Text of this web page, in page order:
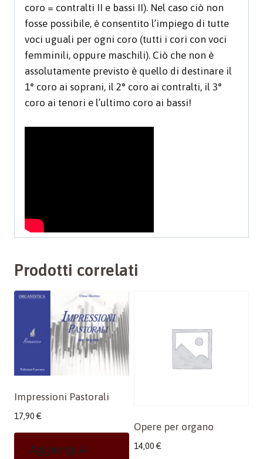
coro = contralti II e bassi II). Nel caso ciò non
fosse possibile, è consentito l’impiego di tutte
voci uguali per ogni coro (tutti i cori con voci
femminili, oppure maschili). Ciò che non è
assolutamente previsto è quello di destinare il
1° coro ai soprani, il 2° coro ai contralti, il 3°
coro ai tenori e l’ultimo coro ai bassi!
Prodotti correlati
Impressioni Pastorali
17,90 €
Aggiungi Al
Opere per organo
14,00 €